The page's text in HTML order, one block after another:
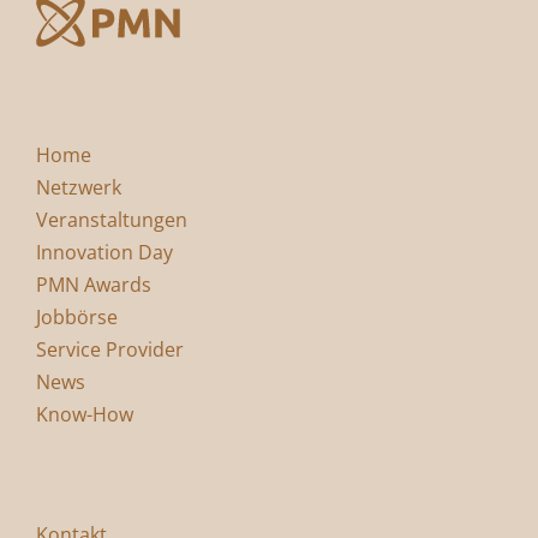
Home
Netzwerk
Veranstaltungen
Innovation Day
PMN Awards
Jobbörse
Service Provider
News
Know-How